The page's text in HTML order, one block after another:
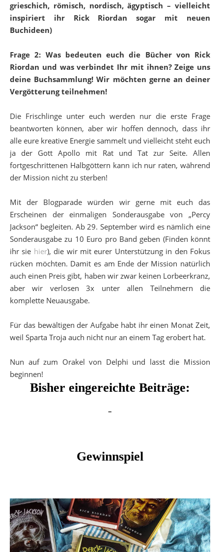
grieschich, römisch, nordisch, ägyptisch – vielleicht
inspiriert ihr Rick Riordan sogar mit neuen
Buchideen)
Frage 2: Was bedeuten euch die Bücher von Rick
Riordan und was verbindet Ihr mit ihnen? Zeige uns
deine Buchsammlung! Wir möchten gerne an deiner
Vergötterung teilnehmen!
Die Frischlinge unter euch werden nur die erste Frage
beantworten können, aber wir hoffen dennoch, dass ihr
alle eure kreative Energie sammelt und vielleicht steht euch
ja der Gott Apollo mit Rat und Tat zur Seite. Allen
fortgeschrittenen Halbgöttern kann ich nur raten, während
der Mission nicht zu sterben!
Mit der Blogparade würden wir gerne mit euch das
Erscheinen der einmaligen Sonderausgabe von „Percy
Jackson“ begleiten. Ab 29. September wird es nämlich eine
Sonderausgabe zu 10 Euro pro Band geben (Finden könnt
ihr sie hier), die wir mit eurer Unterstützung in den Fokus
rücken möchten. Damit es am Ende der Mission natürlich
auch einen Preis gibt, haben wir zwar keinen Lorbeerkranz,
aber wir verlosen 3x unter allen Teilnehmern die
komplette Neuausgabe.
Für das bewältigen der Aufgabe habt ihr einen Monat Zeit,
weil Sparta Troja auch nicht nur an einem Tag erobert hat.
Nun auf zum Orakel von Delphi und lasst die Mission
beginnen!
Bisher eingereichte Beiträge:
–
Gewinnspiel